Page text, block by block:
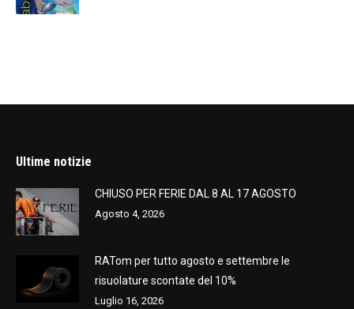
Ultime notizie
CHIUSO PER FERIE DAL 8 AL 17 AGOSTO
Agosto 4, 2026
RATom per tutto agosto e settembre le
risuolature scontate del 10%
Luglio 16, 2026